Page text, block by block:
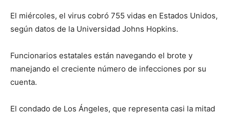
El miércoles, el virus cobró 755 vidas en Estados Unidos,
según datos de la Universidad Johns Hopkins.
Funcionarios estatales están navegando el brote y
manejando el creciente número de infecciones por su
cuenta.
El condado de Los Ángeles, que representa casi la mitad